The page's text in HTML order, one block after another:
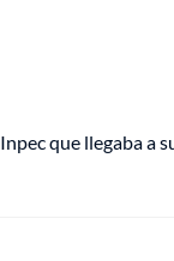
que llegaba a